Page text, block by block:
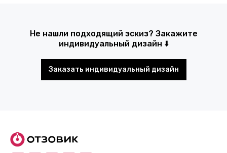
Не нашли подходящий эскиз? Закажите
индивидуальный дизайн ⬇️
Заказать индивидуальный дизайн